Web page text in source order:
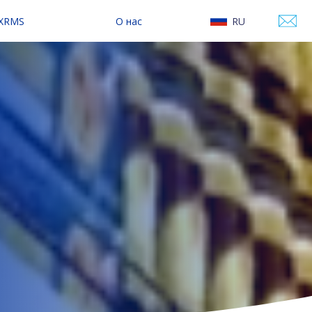
О нас
RU
Контакты
Наши новости